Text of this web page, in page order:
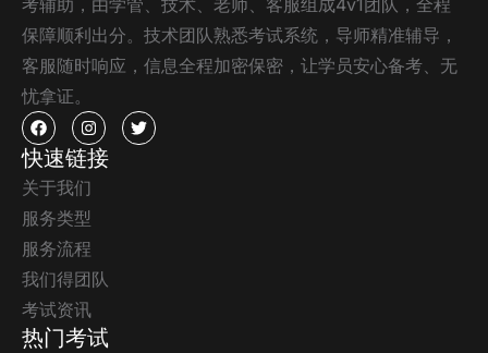
考辅助，由学管、技术、老师、客服组成4v1团队，全程
保障顺利出分。技术团队熟悉考试系统，导师精准辅导，
客服随时响应，信息全程加密保密，让学员安心备考、无
忧拿证。
快速链接
关于我们
服务类型
服务流程
我们得团队
考试资讯
热门考试